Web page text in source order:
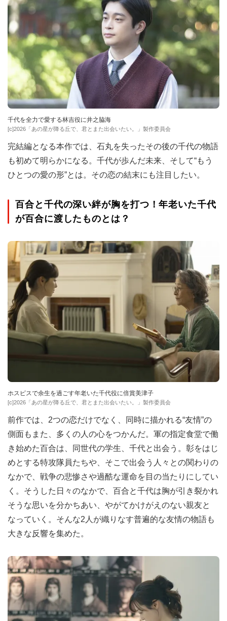
千代を全力で愛する林吉役に井之脇海
[c]2026「あの星が降る丘で、君とまた出会いたい。」製作委員会
完結編となる本作では、石丸を失ったその後の千代の物語
も初めて明らかになる。千代が歩んだ未来、そして“もう
ひとつの愛の形”とは。その恋の結末にも注目したい。
百合と千代の深い絆が胸を打つ！年老いた千代
が百合に渡したものとは？
ホスピスで余生を過ごす年老いた千代役に倍賞美津子
[c]2026「あの星が降る丘で、君とまた出会いたい。」製作委員会
前作では、2つの恋だけでなく、同時に描かれる“友情”の
側面もまた、多くの人の心をつかんだ。軍の指定食堂で働
き始めた百合は、同世代の学生、千代と出会う。彰をはじ
めとする特攻隊員たちや、そこで出会う人々との関わりの
なかで、戦争の悲惨さや過酷な運命を目の当たりにしてい
く。そうした日々のなかで、百合と千代は胸が引き裂かれ
そうな思いを分かちあい、やがてかけがえのない親友と
なっていく。そんな2人が織りなす普遍的な友情の物語も
大きな反響を集めた。